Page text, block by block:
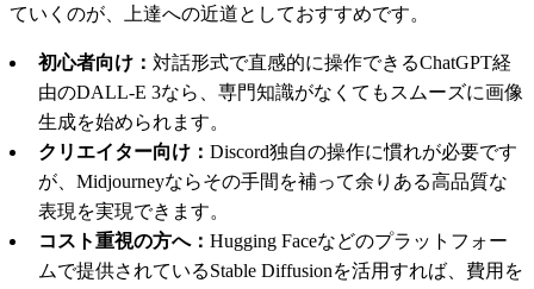
ていくのが、上達への近道としておすすめです。
初心者向け： 対話形式で直感的に操作できるChatGPT経
由のDALL-E 3なら、専門知識がなくてもスムーズに画像
生成を始められます。
クリエイター向け： Discord独自の操作に慣れが必要です
が、Midjourneyならその手間を補って余りある高品質な
表現を実現できます。
コスト重視の方へ： Hugging Faceなどのプラットフォー
ムで提供されているStable Diffusionを活用すれば、費用を